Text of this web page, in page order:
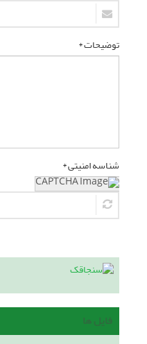
توضیحات *
شناسه امنیتی *
فایل ها